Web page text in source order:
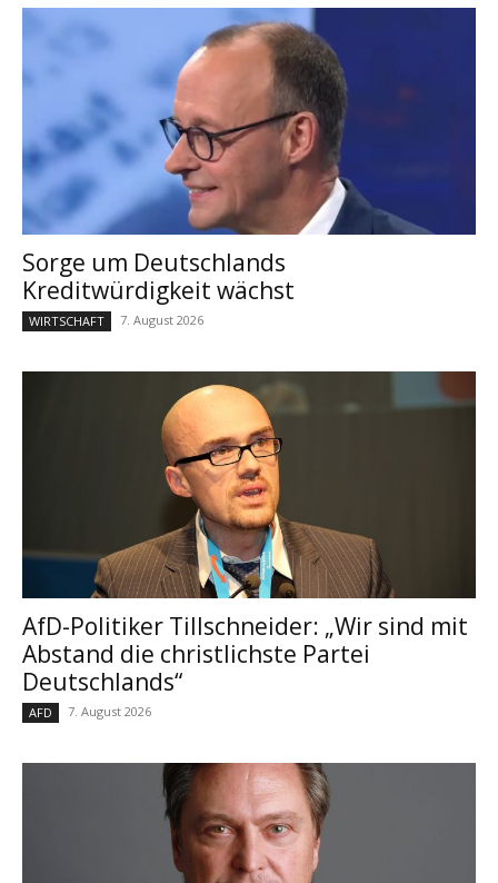
Sorge um Deutschlands
Kreditwürdigkeit wächst
WIRTSCHAFT 7. August 2026
AfD-Politiker Tillschneider: „Wir sind mit
Abstand die christlichste Partei
Deutschlands“
AFD 7. August 2026